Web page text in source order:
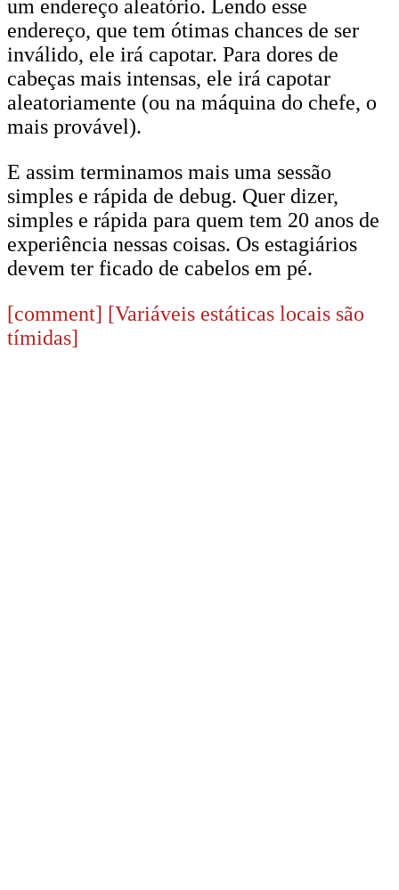
um endereço aleatório. Lendo esse
endereço, que tem ótimas chances de ser
inválido, ele irá capotar. Para dores de
cabeças mais intensas, ele irá capotar
aleatoriamente (ou na máquina do chefe, o
mais provável).
E assim terminamos mais uma sessão
simples e rápida de debug. Quer dizer,
simples e rápida para quem tem 20 anos de
experiência nessas coisas. Os estagiários
devem ter ficado de cabelos em pé.
[comment] [Variáveis estáticas locais são
tímidas]